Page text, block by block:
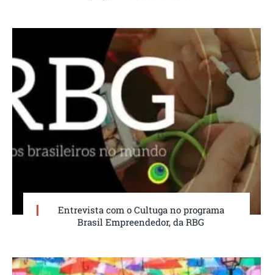
Entrevista com o Cultuga no programa
Brasil Empreendedor, da RBG